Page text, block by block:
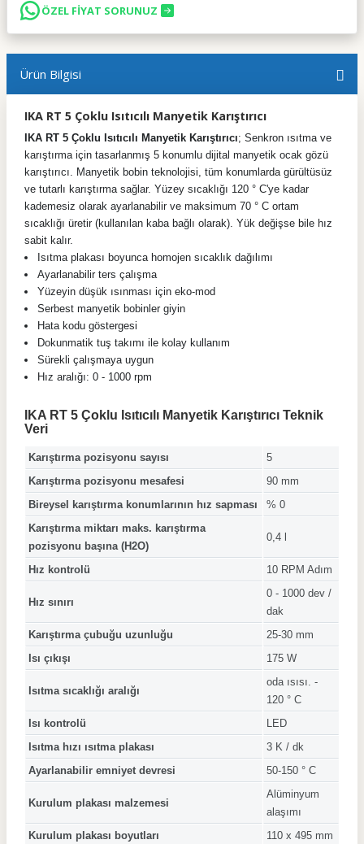
ÖZEL FİYAT SORUNUZ
Ürün Bilgisi
IKA RT 5 Çoklu Isıtıcılı Manyetik Karıştırıcı
IKA RT 5 Çoklu Isıtıcılı Manyetik Karıştırıcı; Senkron ısıtma ve
karıştırma için tasarlanmış 5 konumlu dijital manyetik ocak gözü
karıştırıcı. Manyetik bobin teknolojisi, tüm konumlarda gürültüsüz
ve tutarlı karıştırma sağlar. Yüzey sıcaklığı 120 ° C'ye kadar
kademesiz olarak ayarlanabilir ve maksimum 70 ° C ortam
sıcaklığı üretir (kullanılan kaba bağlı olarak). Yük değişse bile hız
sabit kalır.
Isıtma plakası boyunca homojen sıcaklık dağılımı
Ayarlanabilir ters çalışma
Yüzeyin düşük ısınması için eko-mod
Serbest manyetik bobinler giyin
Hata kodu göstergesi
Dokunmatik tuş takımı ile kolay kullanım
Sürekli çalışmaya uygun
Hız aralığı: 0 - 1000 rpm
IKA RT 5 Çoklu Isıtıcılı Manyetik Karıştırıcı Teknik
Veri
Karıştırma pozisyonu sayısı
5
Karıştırma pozisyonu mesafesi
90 mm
Bireysel karıştırma konumlarının hız sapması
% 0
Karıştırma miktarı maks. karıştırma
pozisyonu başına (H2O)
0,4 l
Hız kontrolü 10 RPM Adım
Hız sınırı
0 - 1000 dev /
dak
Karıştırma çubuğu uzunluğu
25-30 mm
Isı çıkışı
175 W
Isıtma sıcaklığı aralığı
oda ısısı. -
120 ° C
Isı kontrolü
LED
Isıtma hızı ısıtma plakası
3 K / dk
Ayarlanabilir emniyet devresi
50-150 ° C
Kurulum plakası malzemesi
Alüminyum
alaşımı
Kurulum plakası boyutları
110 x 495 mm